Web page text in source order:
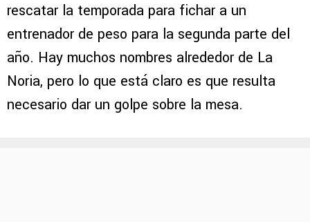
rescatar la temporada para fichar a un
entrenador de peso para la segunda parte del
año. Hay muchos nombres alrededor de La
Noria, pero lo que está claro es que resulta
necesario dar un golpe sobre la mesa.